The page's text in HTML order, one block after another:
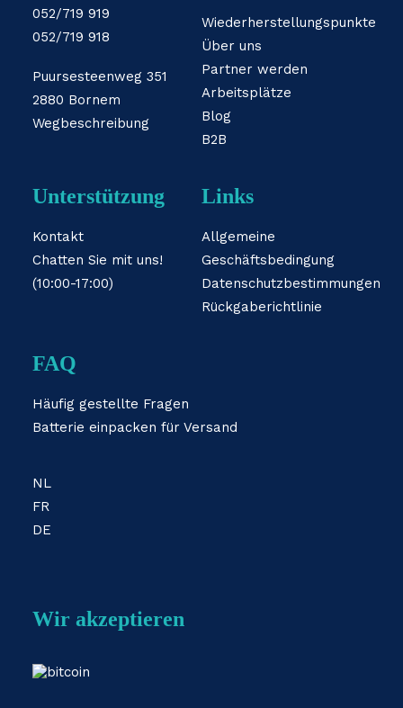
052/719 919
052/719 918
Puursesteenweg 351
2880 Bornem
Wegbeschreibung
Wiederherstellungspunkte
Über uns
Partner werden
Arbeitsplätze
Blog
B2B
Unterstützung
Kontakt
Chatten Sie mit uns!
(10:00-17:00)
Links
Allgemeine
Geschäftsbedingung
Datenschutzbestimmungen
Rückgaberichtlinie
FAQ
Häufig gestellte Fragen
Batterie einpacken für Versand
NL
FR
DE
Wir akzeptieren